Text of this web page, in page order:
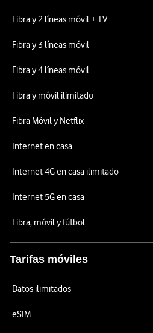
Fibra y 2 líneas móvil + TV
Fibra y 3 líneas móvil
Fibra y 4 líneas móvil
Fibra y móvil ilimitado
Fibra Móvil y Netflix
Internet en casa
Internet 4G en casa ilimitado
Internet 5G en casa
Fibra, móvil y fútbol
Tarifas móviles
Datos ilimitados
eSIM